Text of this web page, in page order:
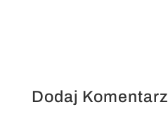
Dodaj Komentarz